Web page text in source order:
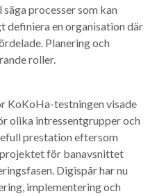
processer som kan
definiera en organisation där
Planering och
roller.
KoKoHa-testningen visade
olika intressentgrupper och
prestation eftersom
projektet för banavsnittet
Digispår har nu
implementering och